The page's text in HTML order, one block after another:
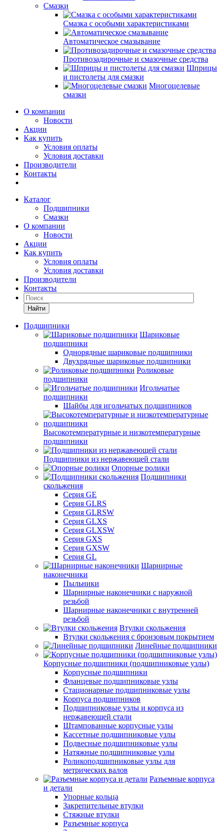
Смазки
Смазка с особыми характеристиками
Автоматическое смазывание
Противозадирочные и смазочные средства
Шприцы
и пистолеты для смазки
Многоцелевые
смазки
О компании
Новости
Акции
Как купить
Условия оплаты
Условия доставки
Производители
Контакты
Каталог
Подшипники
Смазки
О компании
Новости
Акции
Как купить
Условия оплаты
Условия доставки
Производители
Контакты
Найти
Подшипники
Шариковые
подшипники
Однорядные шариковые подшипники
Двухрядные шариковые подшипники
Роликовые
подшипники
Игольчатые
подшипники
Шайбы для игольчатых подшипников
Высокотемпературные и низкотемпературные
подшипники
Подшипники из нержавеющей стали
Опорные ролики
Подшипники
скольжения
Серия GE
Серия GLRS
Серия GLRSW
Серия GLXS
Серия GLXSW
Серия GXS
Серия GXSW
Серия GL
Шарнирные
наконечники
Пыльники
Шарнирные наконечники с наружной
резьбой
Шарнирные наконечники с внутренней
резьбой
Втулки скольжения
Втулки скольжения с бронзовым покрытием
Линейные подшипники
Корпусные подшипники (подшипниковые узлы)
Корпусные подшипники
Фланцевые подшипниковые узлы
Стационарные подшипниковые узлы
Корпуса подшипников
Подшипниковые узлы и корпуса из
нержавеющей стали
Штампованные корпусные узлы
Кассетные подшипниковые узлы
Подвесные подшипниковые узлы
Натяжные подшипниковые узлы
Роликоподшипниковые узлы для
метрических валов
Разъемные корпуса
и детали
Упорные кольца
Закрепительные втулки
Стяжные втулки
Разъемные корпуса